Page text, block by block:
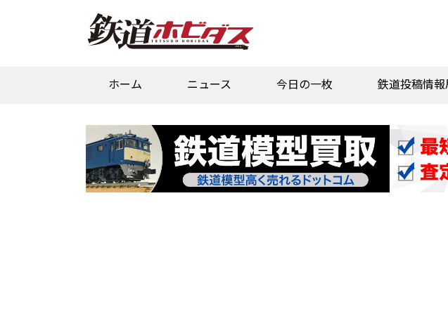
ホーム ニュース 今日の一枚 鉄道投稿情報